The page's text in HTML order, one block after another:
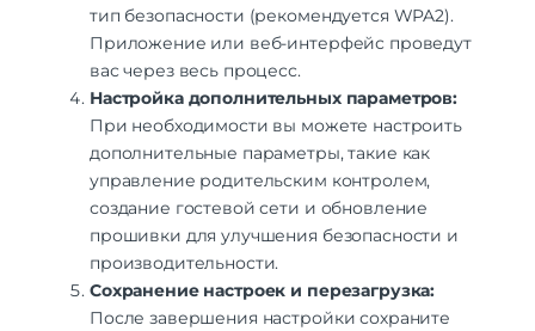
тип безопасности (рекомендуется WPA2).
Приложение или веб-интерфейс проведут
вас через весь процесс.
Настройка дополнительных параметров:
При необходимости вы можете настроить
дополнительные параметры, такие как
управление родительским контролем,
создание гостевой сети и обновление
прошивки для улучшения безопасности и
производительности.
Сохранение настроек и перезагрузка:
После завершения настройки сохраните